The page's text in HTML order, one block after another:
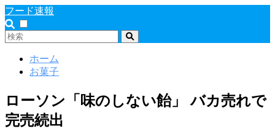
フード速報
ホーム
お菓子
ローソン「味のしない飴」 バカ売れで
完売続出